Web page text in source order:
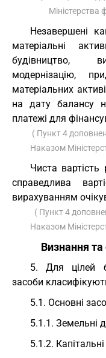
Міністерства
Незавершені
матеріальні
будівництво,
модернізацію,
матеріальних
на дату балансу
платежі для
( Пункт 4
Наказом
Чиста вартість
справедлива
вирахуванням
( Пункт 4
Наказом
Визнання та
5. Для цілей
засоби
5.1. Основні
5.1.1. Земельні
5.1.2.